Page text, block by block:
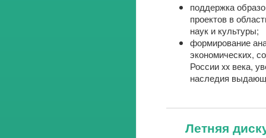
поддержка
проектов в
наук и культуры;
формирование
экономических,
России xx века,
наследия
Летняя